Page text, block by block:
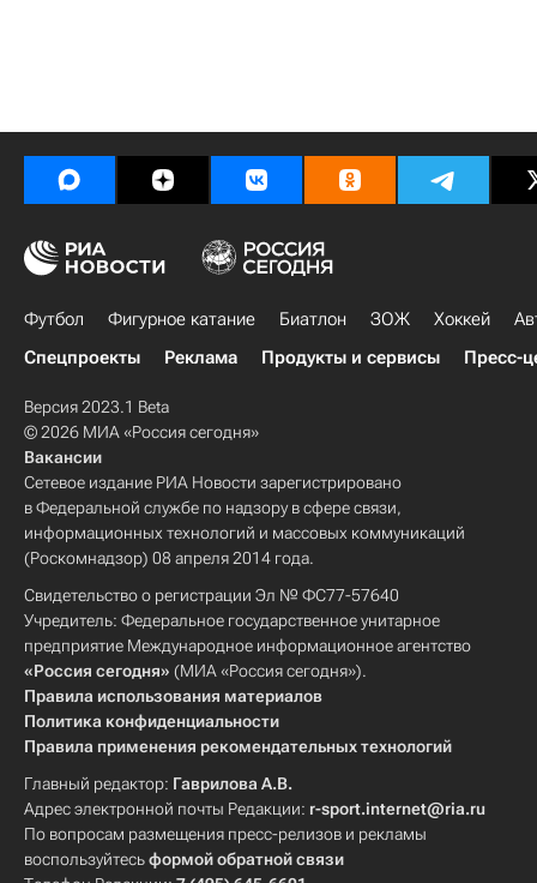
Футбол Фигурное катание Биатлон ЗОЖ Хоккей
Спецпроекты
Реклама Продукты и сервисы Пресс-
Версия 2023.1 Beta
© 2026 МИА «Россия сегодня»
Вакансии
Сетевое издание РИА Новости зарегистрировано
в Федеральной службе по надзору в сфере связи,
информационных технологий и массовых коммуникаций
(Роскомнадзор) 08 апреля 2014 года.
Свидетельство о регистрации Эл № ФС77-57640
Учредитель: Федеральное государственное унитарное
предприятие Международное информационное агентство
«Россия сегодня» (МИА «Россия сегодня»).
Правила использования материалов
Политика конфиденциальности
Правила применения рекомендательных технологий
Главный редактор: Гаврилова А.В.
Адрес электронной почты Редакции: r-sport.internet@ria.ru
По вопросам размещения пресс-релизов и рекламы
воспользуйтесьформой обратной связи